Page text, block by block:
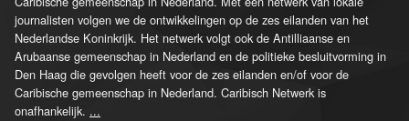
journalisten volgen we de ontwikkelingen op de zes eilanden van het
Nederlandse Koninkrijk. Het netwerk volgt ook de Antilliaanse en
Arubaanse gemeenschap in Nederland en de politieke besluitvorming in
Den Haag die gevolgen heeft voor de zes eilanden en/of voor de
Caribische gemeenschap in Nederland. Caribisch Netwerk is
onafhankelijk. ...